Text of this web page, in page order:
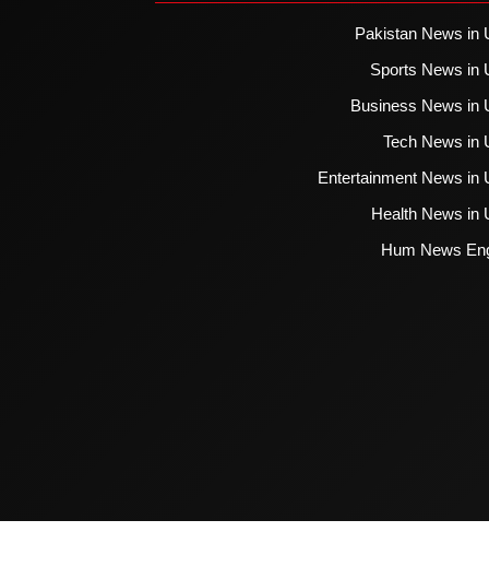
Pakistan News in
Sports News in
Business News in
Tech News in
Entertainment News in
Health News in
Hum News